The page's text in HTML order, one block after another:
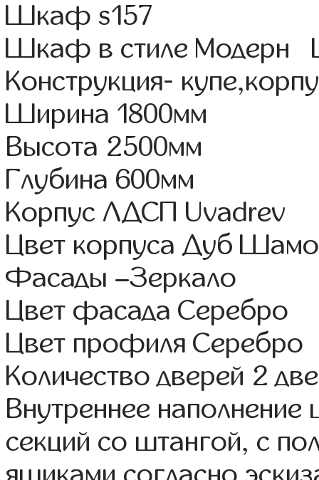
Шкаф s157
Шкаф в стиле Модерн
Конструкция-
Ширина 1800мм
Высота 2500мм
Глубина 600мм
Корпус ЛДСП Uvadrev
Цвет корпуса Дуб
Фасады –Зеркало
Цвет фасада Серебро
Цвет профиля Серебро
Количество дверей 2
Внутреннее
секций со штангой, с